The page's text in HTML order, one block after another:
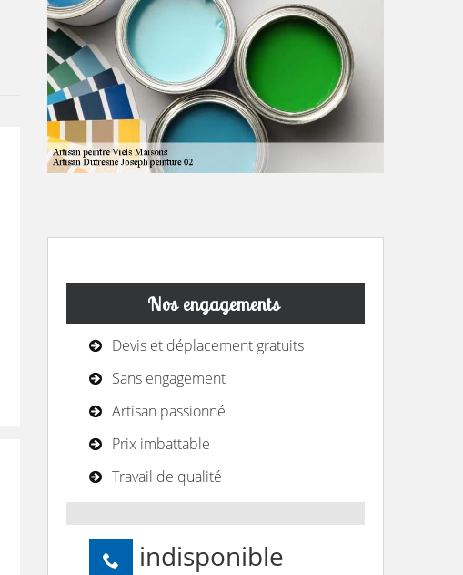
Nos engagements
Devis et déplacement gratuits
Sans engagement
Artisan passionné
Prix imbattable
Travail de qualité
indisponible